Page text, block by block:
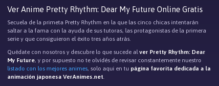
Ver Anime Pretty Rhythm: Dear My Future Online Gratis
Secuela de la primeta Pretty Rhythm en la que las cinco chicas intentarán
saltar a la fama con la ayuda de sus tutoras, las protagonistas de la primera
serie y que consiguieron el éxito tres años atrás.
Quédate con nosotros y descubre lo que sucede alver Pretty Rhythm: Dear
My Future, y por supuesto no te olvidés de revisar constantemente nuestro
listado con los mejores animes, solo aqui en tu página favorita dedicada a la
animación japonesa VerAnimes.net.